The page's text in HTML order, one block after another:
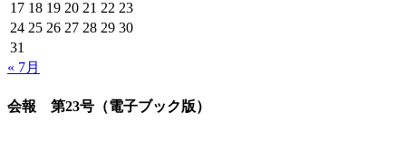
17 18 19 20 21 22 23
24 25 26 27 28 29 30
31
« 7月
会報 第23号（電子ブック版）